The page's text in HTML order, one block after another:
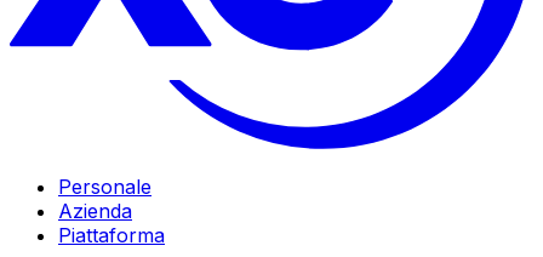
Personale
Azienda
Piattaforma